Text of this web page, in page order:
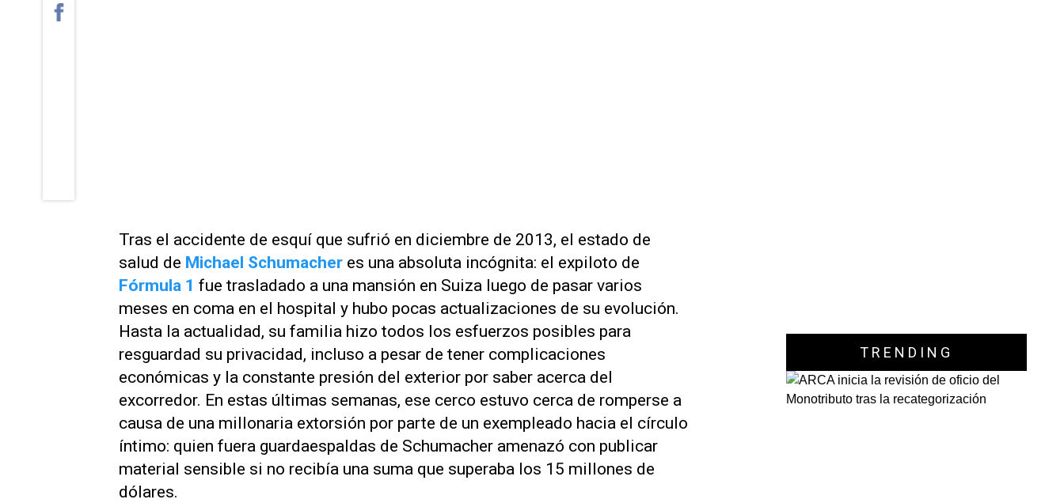
Tras el accidente de esquí que sufrió en diciembre de 2013, el estado de
salud de Michael Schumacher es una absoluta incógnita: el expiloto de
Fórmula 1 fue trasladado a una mansión en Suiza luego de pasar varios
meses en coma en el hospital y hubo pocas actualizaciones de su evolución.
Hasta la actualidad, su familia hizo todos los esfuerzos posibles para
resguardad su privacidad, incluso a pesar de tener complicaciones
económicas y la constante presión del exterior por saber acerca del
excorredor. En estas últimas semanas, ese cerco estuvo cerca de romperse a
causa de una millonaria extorsión por parte de un exempleado hacia el círculo
íntimo: quien fuera guardaespaldas de Schumacher amenazó con publicar
material sensible si no recibía una suma que superaba los 15 millones de
dólares.
TRENDING